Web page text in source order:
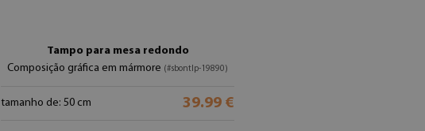
Tampo para mesa redondo
Composição gráfica em mármore (#sbontlp-19890)
tamanho de: 50 cm 39.99 €